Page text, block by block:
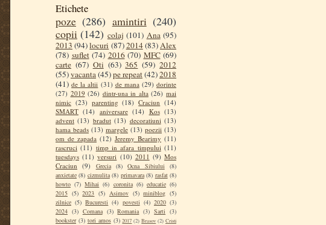
Etichete
poze (286) amintiri (240)
copii (142) colaj (101) Ana (95)
2013 (94)locuri (87)2014(83)Alex
(78) suflet (74) 2016 (70) MFC (69)
carte (67) Oti (63) 365 (59) 2012
(55)vacanta(45)pe repeat(42)2018
(41) de la altii (31) de mana (29) dorinte
(27) 2019 (26) dintr-una in alta (26) mai
nimic (23) parenting (18) Craciun (14)
SMART (14) aniversare (14) Kos (13)
advent (13) bradut (13) decoratiuni (13)
hama beads (13) margele (13) poezii (13)
om de zapada (12) Jeremy Bearimy (11)
rascruci (11) timp in afara timpului (11)
tuesdays (11) versuri (10) 2011 (9) Mos
Craciun
(9) Grecia (8) Ocna Sibiului
(8)
anxietate (8) cizmulita (8) primavara (8) rasfat (8)
howto (7) Mihai (6) coronita (6) educatie (6)
2015 (5) 2023 (5) Asimov (5) miniblog (5)
zilnice (5) Bucuresti (4) povesti (4) 2020 (3)
2024 (3) Comana (3) Romania (3) Sarti (3)
bookster (3) tori amos (3) 2017 (2) Brasov (2) Cristi